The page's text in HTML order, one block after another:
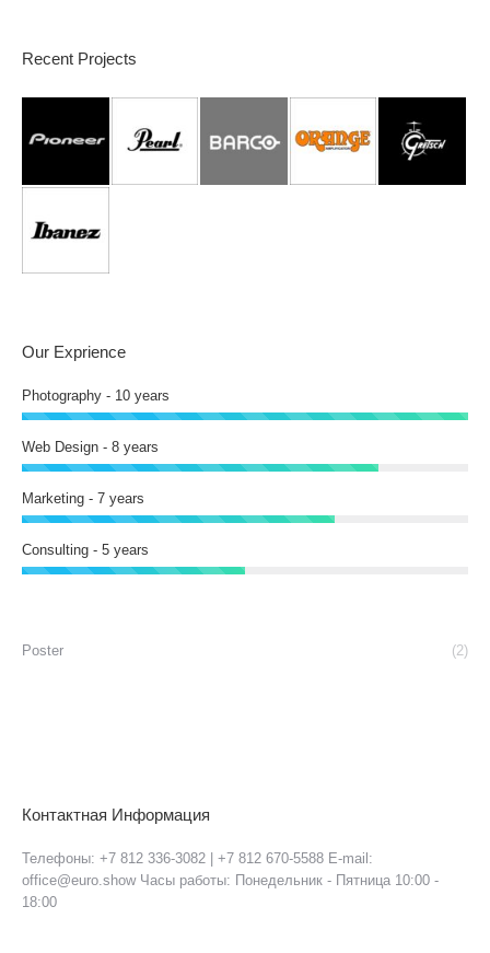
Recent Projects
Our Exprience
Photography - 10 years
Web Design - 8 years
Marketing - 7 years
Consulting - 5 years
Poster (2)
Контактная Информация
Телефоны: +7 812 336-3082 | +7 812 670-5588 E-mail:
office@euro.show Часы работы: Понедельник - Пятница 10:00 -
18:00